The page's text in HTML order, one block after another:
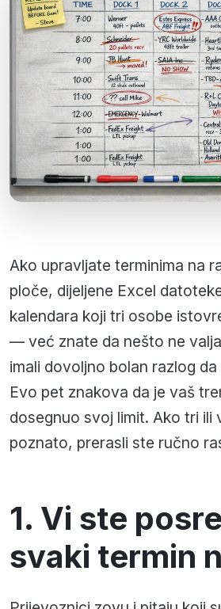
Ako upravljate terminima na
ploče, dijeljene Excel
kalendara koji tri osobe
— već znate da nešto ne
imali dovoljno bolan razlog
Evo pet znakova da je vaš
dosegnuo svoj limit. Ako tri ili
poznato, prerasli ste ručno
1. Vi ste
svaki termin